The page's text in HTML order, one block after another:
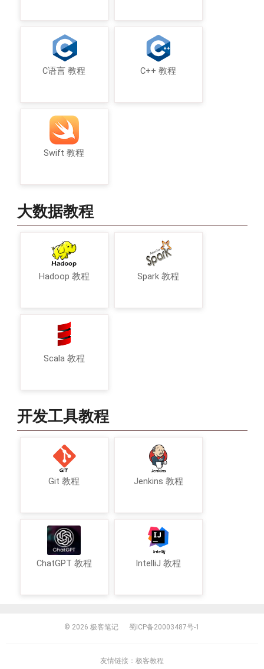
C语言 教程 C++ 教程
Swift 教程
大数据教程
Hadoop 教程 Spark 教程
Scala 教程
开发工具教程
Git 教程 Jenkins 教程
ChatGPT 教程 IntelliJ 教程
© 2026 极客笔记 蜀ICP备20003487号-1
友情链接： 极客教程